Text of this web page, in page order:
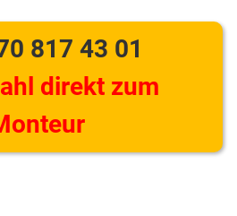
817 43 01
direkt zum